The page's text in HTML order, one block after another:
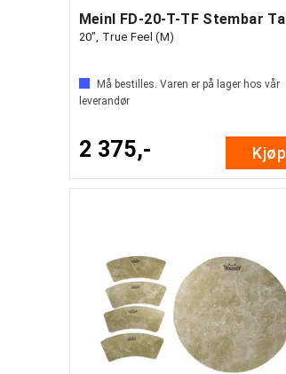
20", True Feel (M)
Må bestilles. Varen er på lager hos vår
leverandør
2 375,- Kjøp